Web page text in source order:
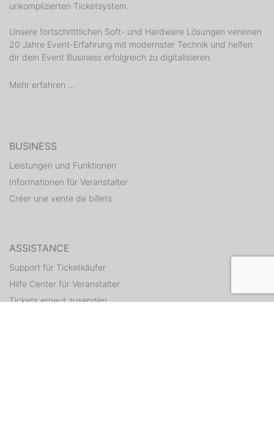
unkomplizierten Ticketsystem.
Unsere fortschrittlichen Soft- und Hardware Lösungen vereinen
20 Jahre Event-Erfahrung mit modernster Technik und helfen
dir dein Event Business erfolgreich zu digitalisieren.
Mehr erfahren ...
BUSINESS
Leistungen und Funktionen
Informationen für Veranstalter
Créer une vente de billets
ASSISTANCE
Support für Ticketkäufer
Hilfe Center für Veranstalter
Tickets erneut zusenden